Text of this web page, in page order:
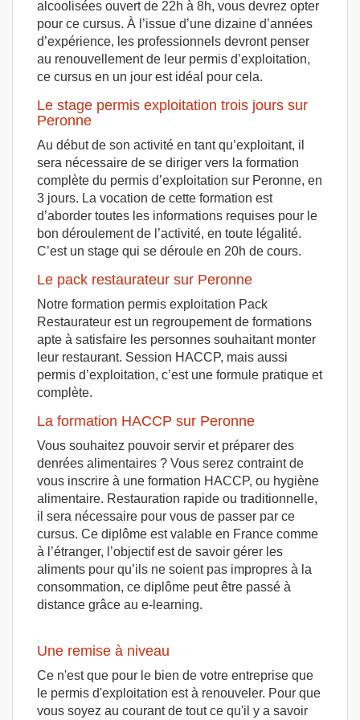
alcoolisées ouvert de 22h à 8h, vous devrez opter
pour ce cursus. À l’issue d’une dizaine d’années
d’expérience, les professionnels devront penser
au renouvellement de leur permis d’exploitation,
ce cursus en un jour est idéal pour cela.
Le stage permis exploitation trois jours sur
Peronne
Au début de son activité en tant qu’exploitant, il
sera nécessaire de se diriger vers la formation
complète du permis d’exploitation sur Peronne, en
3 jours. La vocation de cette formation est
d’aborder toutes les informations requises pour le
bon déroulement de l’activité, en toute légalité.
C’est un stage qui se déroule en 20h de cours.
Le pack restaurateur sur Peronne
Notre formation permis exploitation Pack
Restaurateur est un regroupement de formations
apte à satisfaire les personnes souhaitant monter
leur restaurant. Session HACCP, mais aussi
permis d’exploitation, c’est une formule pratique et
complète.
La formation HACCP sur Peronne
Vous souhaitez pouvoir servir et préparer des
denrées alimentaires ? Vous serez contraint de
vous inscrire à une formation HACCP, ou hygiène
alimentaire. Restauration rapide ou traditionnelle,
il sera nécessaire pour vous de passer par ce
cursus. Ce diplôme est valable en France comme
à l’étranger, l’objectif est de savoir gérer les
aliments pour qu’ils ne soient pas impropres à la
consommation, ce diplôme peut être passé à
distance grâce au e-learning.
Une remise à niveau
Ce n'est que pour le bien de votre entreprise que
le permis d'exploitation est à renouveler. Pour que
vous soyez au courant de tout ce qu'il y a savoir